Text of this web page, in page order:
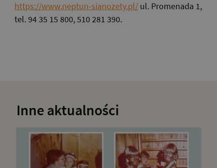
https://www.neptun-sianozety.pl/ ul. Promenada 1,
tel. 94 35 15 800, 510 281 390.
Inne aktualności